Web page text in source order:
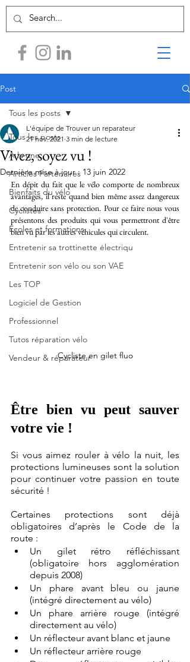
Post
Tous les posts
A la une
Articles Partenaires
Bienfaits du vélo
Cyclistes
Écoles et formations
Entretenir sa trottinette électriqu
Entretenir son vélo ou son VAE
Les TOP
Logiciel de Gestion
Professionnel
Tutos réparation vélo
Vendeur & réparateur
Tous les posts
Vivez, soyez vu !
L'équipe de Trouver un reparateur
21 nov. 2021 3 min de lecture
Dernière mise à jour : 13 juin 2022
En dépit du fait que le vélo comporte de nombreux
avantages, il reste quand bien même assez dangereux
de conduire sans protection. Pour ce faire nous vous
présentons des produits qui vous permettront d'être
bien vu par les autres véhicules qui circulent.
Cycliste en gilet fluo
Être bien vu peut sauver
votre vie !
Si vous aimez rouler à vélo la nuit, les
protections lumineuses sont la solution
pour continuer votre passion en toute
sécurité !
Certaines protections sont déjà
obligatoires d’après le Code de la
route :
Un gilet rétro réfléchissant
(obligatoire hors agglomération
depuis 2008)
Un phare avant bleu ou jaune
(intégré directement au vélo)
Un phare arrière rouge (intégré
directement au vélo)
Un réflecteur avant blanc et jaune
Un réflecteur arrière rouge